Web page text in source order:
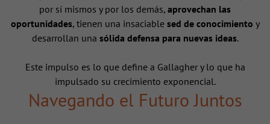
por sí mismos y por los demás, aprovechan las
oportunidades, tienen una insaciable sed de conocimiento y
desarrollan una sólida defensa para nuevas ideas.
Este impulso es lo que define a Gallagher y lo que ha
impulsado su crecimiento exponencial.
Navegando el Futuro Juntos